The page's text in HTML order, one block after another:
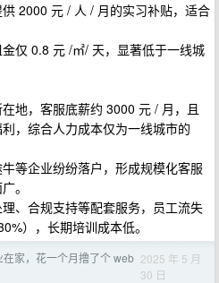
2000 元 / 人 / 月的实习补贴，适合
仅 0.8 元 /㎡/ 天，显著低于一线城
地，客服底薪约 3000 元 / 月，且
，综合人力成本仅为一线城市的
等企业纷纷落户，形成规模化客服
。
、合规支持等配套服务，员工流失
），长期培训成本低。
在家，花一个月撸了个 web 2025 年 5 月
30 日